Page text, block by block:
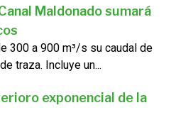
Maldonado sumará
300 a 900 m³/s su caudal de
traza. Incluye un...
exponencial de la